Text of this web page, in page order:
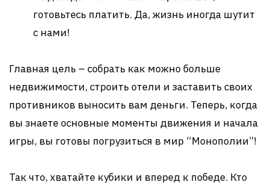
готовьтесь платить. Да, жизнь иногда шутит
с нами!
Главная цель – собрать как можно больше
недвижимости, строить отели и заставить своих
противников выносить вам деньги. Теперь, когда
вы знаете основные моменты движения и начала
игры, вы готовы погрузиться в мир “Монополии”!
Так что, хватайте кубики и вперед к победе. Кто